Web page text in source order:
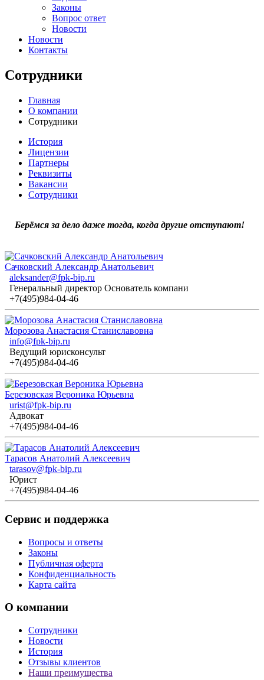
Законы
Вопрос ответ
Новости
Новости
Контакты
Сотрудники
Главная
О компании
Сотрудники
История
Лицензии
Партнеры
Реквизиты
Вакансии
Сотрудники
Берёмся за дело даже тогда, когда другие отступают!
Сачковский Александр Анатольевич
aleksander@fpk-bip.ru
Генеральный директор Основатель компани
+7(495)984-04-46
Морозова Анастасия Станиславовна
info@fpk-bip.ru
Ведущий юрисконсульт
+7(495)984-04-46
Березовская Вероника Юрьевна
urist@fpk-bip.ru
Адвокат
+7(495)984-04-46
Тарасов Анатолий Алексеевич
tarasov@fpk-bip.ru
Юрист
+7(495)984-04-46
Сервис и поддержка
Вопросы и ответы
Законы
Публичная оферта
Конфиденциальность
Карта сайта
О компании
Сотрудники
Новости
История
Отзывы клиентов
Наши преимущества